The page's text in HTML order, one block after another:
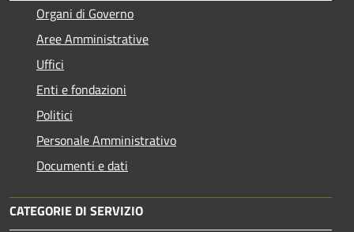
Organi di Governo
Aree Amministrative
Uffici
Enti e fondazioni
Politici
Personale Amministrativo
Documenti e dati
CATEGORIE DI SERVIZIO